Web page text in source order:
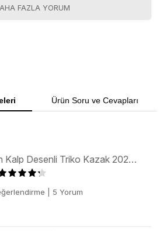
FAZLA YORUM
Ürün Soru ve Cevapları
Kadın Kalp Desenli Triko Kazak 20246913 - Beyaz-Kırmızı
5 Yorum